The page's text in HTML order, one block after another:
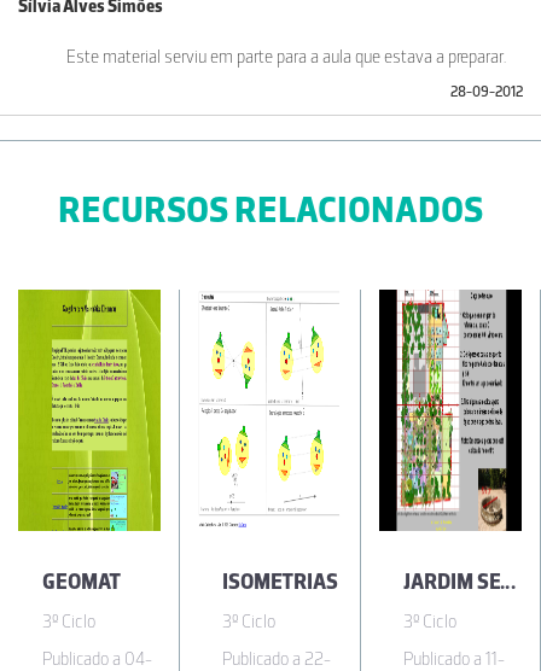
Sílvia Alves Simões
Este material serviu em parte para a aula que estava a preparar.
28-09-2012
RECURSOS RELACIONADOS
GEOMAT
3º Ciclo
Publicado a 04-
ISOMETRIAS
3º Ciclo
Publicado a 22-
JARDIM SETE CASTELOS
3º Ciclo
Publicado a 11-